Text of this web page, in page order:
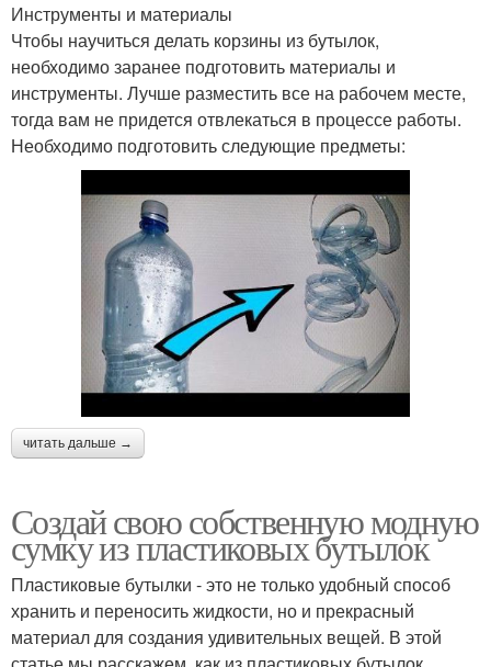
Инструменты и материалы
Чтобы научиться делать корзины из бутылок,
необходимо заранее подготовить материалы и
инструменты. Лучше разместить все на рабочем месте,
тогда вам не придется отвлекаться в процессе работы.
Необходимо подготовить следующие предметы:
читать дальше →
Создай свою собственную модную
сумку из пластиковых бутылок
Пластиковые бутылки - это не только удобный способ
хранить и переносить жидкости, но и прекрасный
материал для создания удивительных вещей. В этой